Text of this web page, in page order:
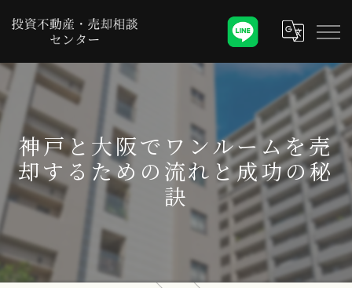
神戸と大阪でワンルームを売
却するための流れと成功の秘
訣